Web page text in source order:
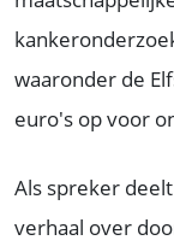
waaronder de
euro's op voor
Als spreker
verhaal over